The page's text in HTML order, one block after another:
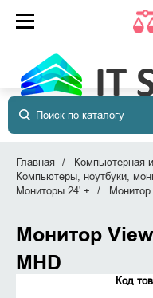
Главная
Компьютерная
Компьютеры, ноутбуки,
Мониторы 24' +
Монитор
MHD
Код